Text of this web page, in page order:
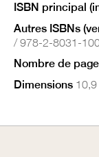
ISBN principal
Autres ISBNs
/ 978-2-8031-
Nombre de
Dimensions